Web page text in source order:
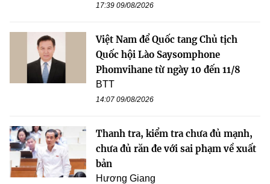
17:39 09/08/2026
Việt Nam để Quốc tang Chủ tịch
Quốc hội Lào Saysomphone
Phomvihane từ ngày 10 đến 11/8
BTT
14:07 09/08/2026
Thanh tra, kiểm tra chưa đủ mạnh,
chưa đủ răn đe với sai phạm về xuất
bản
Hương Giang